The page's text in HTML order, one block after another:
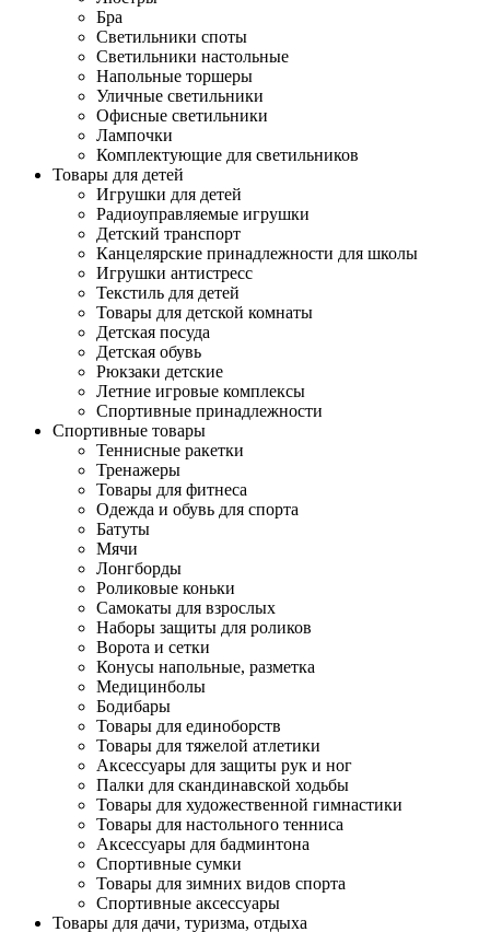
Бра
Светильники споты
Светильники настольные
Напольные торшеры
Уличные светильники
Офисные светильники
Лампочки
Комплектующие для светильников
Товары для детей
Игрушки для детей
Радиоуправляемые игрушки
Детский транспорт
Канцелярские принадлежности для школы
Игрушки антистресс
Текстиль для детей
Товары для детской комнаты
Детская посуда
Детская обувь
Рюкзаки детские
Летние игровые комплексы
Спортивные принадлежности
Спортивные товары
Теннисные ракетки
Тренажеры
Товары для фитнеса
Одежда и обувь для спорта
Батуты
Мячи
Лонгборды
Роликовые коньки
Самокаты для взрослых
Наборы защиты для роликов
Ворота и сетки
Конусы напольные, разметка
Медицинболы
Бодибары
Товары для единоборств
Товары для тяжелой атлетики
Аксессуары для защиты рук и ног
Палки для скандинавской ходьбы
Товары для художественной гимнастики
Товары для настольного тенниса
Аксессуары для бадминтона
Спортивные сумки
Товары для зимних видов спорта
Спортивные аксессуары
Товары для дачи, туризма, отдыха